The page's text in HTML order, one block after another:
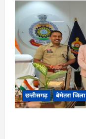
छत्तीसगढ़ बेमेतरा जिला